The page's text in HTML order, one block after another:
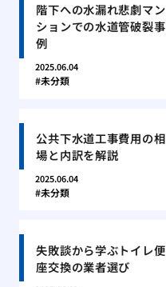
階下への水漏れ悲劇マン
ションでの水道管破裂事
例
2025.06.04
未分類
公共下水道工事費用の相
場と内訳を解説
2025.06.04
未分類
失敗談から学ぶトイレ便
座交換の業者選び